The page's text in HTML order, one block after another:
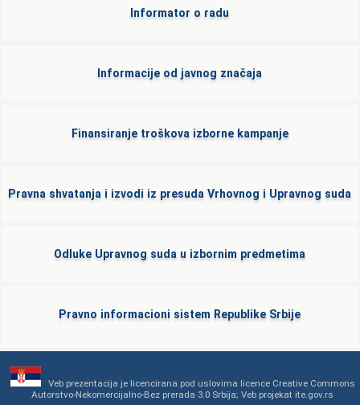
Informator o radu
Informacije od javnog značaja
Finansiranje troškova izborne kampanje
Pravna shvatanja i izvodi iz presuda Vrhovnog i Upravnog suda
Odluke Upravnog suda u izbornim predmetima
Pravno informacioni sistem Republike Srbije
Veb prezentacija je licencirana pod uslovima licence Creative Commons
Autorstvo-Nekomercijalno-Bez prerada 3.0 Srbija; Veb projekat ite.gov.rs